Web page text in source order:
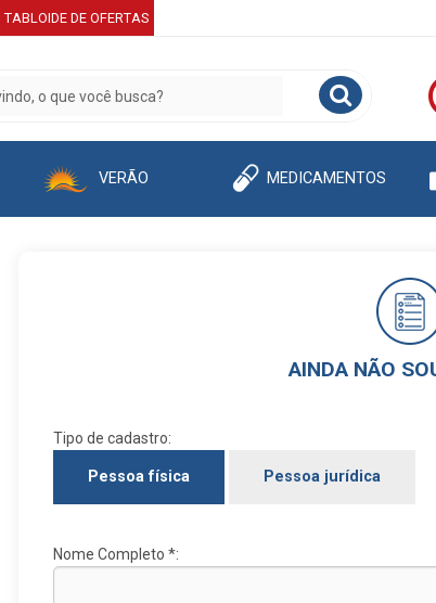
TABLOIDE DE OFERTAS
VERÃO MEDICAMENTOS
AINDA NÃO
Tipo de cadastro:
Pessoa física Pessoa jurídica
Nome Completo *: